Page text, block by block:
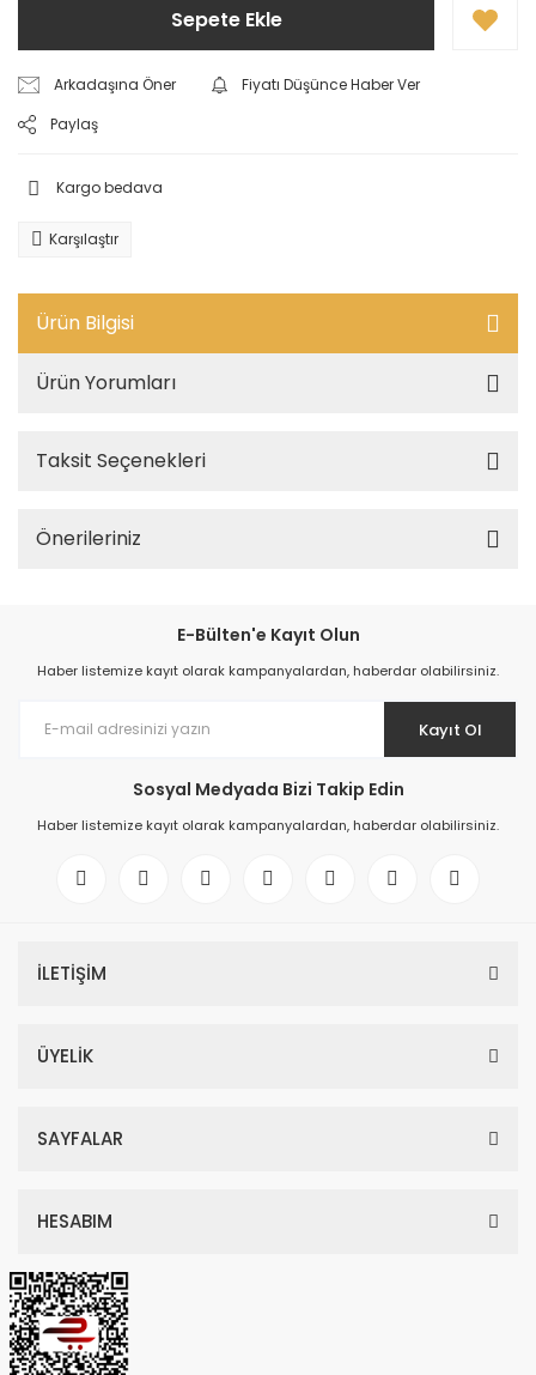
Sepete Ekle
Arkadaşına Öner
Fiyatı Düşünce Haber Ver
Paylaş
Kargo bedava
Karşılaştır
Ürün Bilgisi
Ürün Yorumları
Taksit Seçenekleri
Önerileriniz
E-Bülten'e Kayıt Olun
Haber listemize kayıt olarak kampanyalardan, haberdar olabilirsiniz.
Kayıt Ol
Sosyal Medyada Bizi Takip Edin
Haber listemize kayıt olarak kampanyalardan, haberdar olabilirsiniz.
İLETİŞİM
ÜYELİK
SAYFALAR
HESABIM